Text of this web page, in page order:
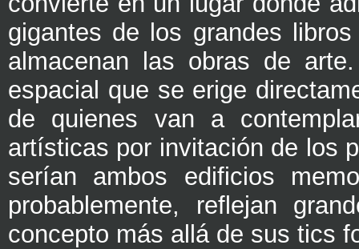
gigantes de los grandes
almacenan las obras de
espacial que se erige
de quienes van a
artísticas por invitación de los
serían ambos edificios
probablemente, reflejan
concepto más allá de sus tics